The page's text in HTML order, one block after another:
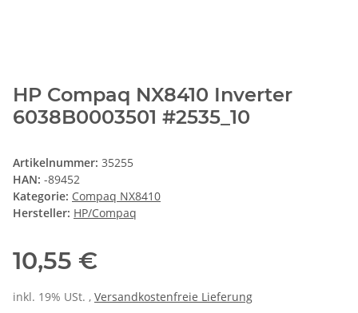
HP Compaq NX8410 Inverter
6038B0003501 #2535_10
Artikelnummer: 35255
HAN: -89452
Kategorie: Compaq NX8410
Hersteller: HP/Compaq
10,55 €
inkl. 19% USt. , Versandkostenfreie Lieferung